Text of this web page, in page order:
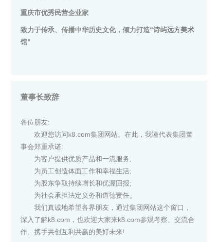
重庆市优秀民营企业家
致力于传承、传播中华历史文化，倾力打造“诗屿远方美术
馆”
董事长致辞
各位朋友:
欢迎您访问k8.com集团网站。在此，我谨代表集团董
事会郑重承诺:
为客户提供优质产品和一流服务;
为员工创造体面工作和幸福生活;
为股东争取持续增长和优渥回报;
为社会承担法定义务和道德责任。
我们真诚地希望各界朋友，通过集团网站这个窗口，
深入了解k8.com，也欢迎大家来k8.com参观考察、交流合
作、携手共创互利共赢的美好未来!